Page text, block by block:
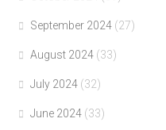
September 2024 (27)
August 2024 (33)
July 2024 (32)
June 2024 (33)